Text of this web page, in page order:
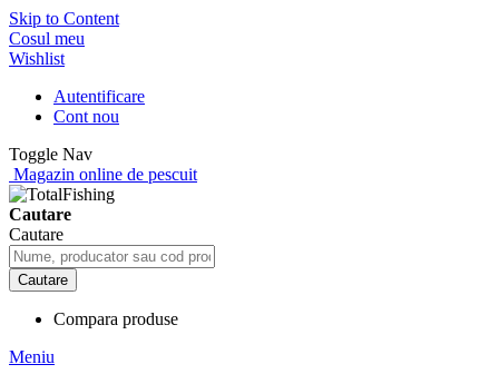
Skip to Content
Cosul meu
Wishlist
Autentificare
Cont nou
Toggle Nav
Magazin online de pescuit
Cautare
Cautare
Cautare
Compara produse
Meniu